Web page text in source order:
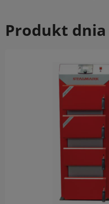
Produkt dnia